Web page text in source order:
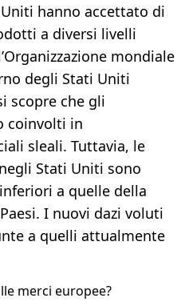
hanno accettato di
a diversi livelli
mondiale
degli Stati Uniti
scopre che gli
coinvolti in
sleali. Tuttavia, le
Stati Uniti sono
a quelle della
I nuovi dazi voluti
a quelli attualmente
merci europee?